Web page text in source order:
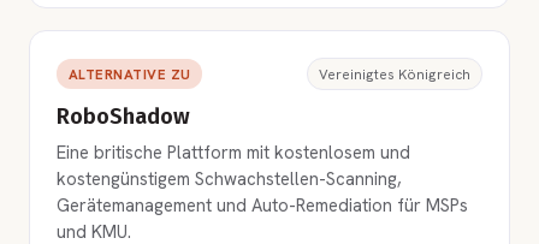
ALTERNATIVE ZU Vereinigtes Königreich
RoboShadow
Eine britische Plattform mit kostenlosem und
kostengünstigem Schwachstellen-Scanning,
Gerätemanagement und Auto-Remediation für MSPs
und KMU.